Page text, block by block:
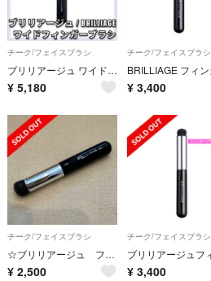
チーク/フェイスブラシ
ブリリアージュ ワイドフィンガーブラシ カモフラージュ コンシーラーチーク
¥ 5,180
チーク/フェイスブラシ
¥ 3,400
チーク/フェイスブラシ
☆ブリリアージュ フィンガーブラシ☆
¥ 2,500
チーク/フェイスブラシ
¥ 3,400